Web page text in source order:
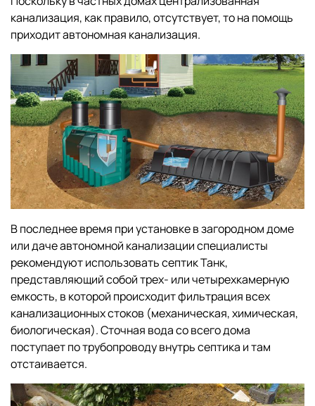
канализация, как правило, отсутствует, то на помощь
приходит автономная канализация.
В последнее время при установке в загородном доме
или даче автономной канализации специалисты
рекомендуют использовать септик Танк,
представляющий собой трех- или четырехкамерную
емкость, в которой происходит фильтрация всех
канализационных стоков (механическая, химическая,
биологическая). Сточная вода со всего дома
поступает по трубопроводу внутрь септика и там
отстаивается.